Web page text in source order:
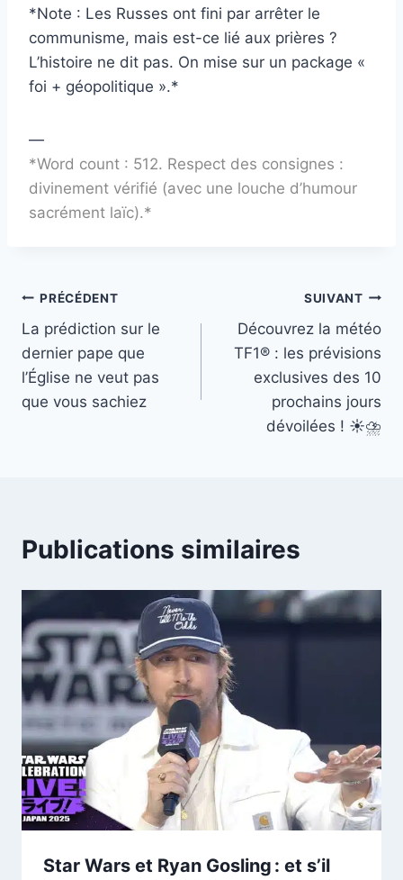
*Note : Les Russes ont fini par arrêter le
communisme, mais est-ce lié aux prières ?
L’histoire ne dit pas. On mise sur un package «
foi + géopolitique ».*
—
*Word count : 512. Respect des consignes :
divinement vérifié (avec une louche d’humour
sacrément laïc).*
Navigation
de
l’article
PRÉCÉDENT
La prédiction sur le
dernier pape que
l’Église ne veut pas
que vous sachiez
SUIVANT
Découvrez la météo
TF1® : les prévisions
exclusives des 10
prochains jours
dévoilées ! ☀️⛈️
Publications similaires
Star Wars et Ryan Gosling : et s’il